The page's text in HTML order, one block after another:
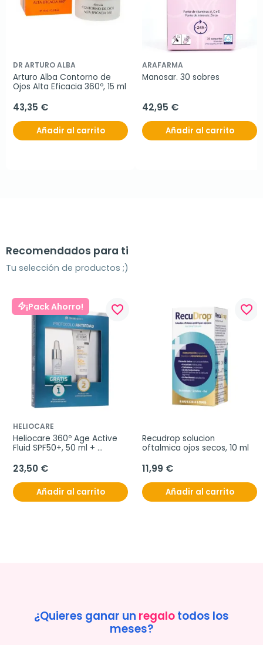
DR ARTURO ALBA
Arturo Alba Contorno de
Ojos Alta Eficacia 360º, 15 ml
43,35 €
Añadir al carrito
ARAFARMA
Manosar. 30 sobres
42,95 €
Añadir al carrito
Recomendados para ti
Tu selección de productos ;)
¡Pack Ahorro! favorite_border
HELIOCARE
Heliocare 360º Age Active
Fluid SPF50+, 50 ml +
Hyaluboost Serum
23,50 €
Añadir al carrito
favorite_border
Recudrop solucion
oftalmica ojos secos, 10 ml
11,99 €
Añadir al carrito
¿Quieres ganar un regalotodos los
meses?